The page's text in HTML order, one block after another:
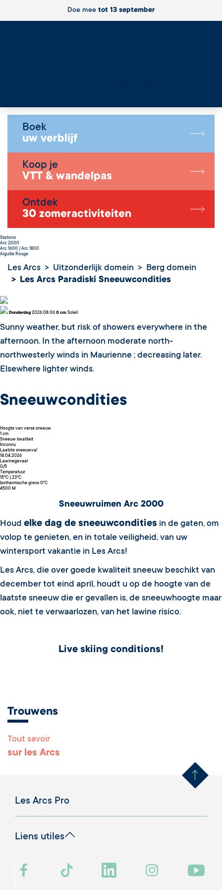
Doe mee tot 13 september
Boek
uw verblijf
Koop je
VTT & wandelpas
Ontdek
30 zomeractiviteiten
Stations
Arc 2000
Arc 1600 / Arc 1800
Aiguille Rouge
Les Arcs Uitzonderlijk domein
Berg domein
Les Arcs Paradiski Sneeuwcondities
Donderdag 2026.08.06 0 cm Soleil
Sunny weather, but risk of showers everywhere in the
afternoon. In the afternoon moderate north-
northwesterly winds in Maurienne ; decreasing later.
Elsewhere lighter winds.
Sneeuwcondities
Hoogte van verse sneeuw
1 cm
Sneeuw kwaliteit
Inconnu
Laatste sneeuwval
14.04.2026
Lawinegevaar
0/5
Temperatuur
15°C | 23°C
Isothermische grens 0°C
4500 M
Sneeuwruimen Arc 2000
Houd elke dag de sneeuwcondities in de gaten, om
volop te genieten, en in totale veiligheid, van uw
wintersport vakantie in Les Arcs!
Les Arcs, die over goede kwaliteit sneeuw beschikt van
december tot eind april, houdt u op de hoogte van de
laatste sneeuw die er gevallen is, de sneeuwhoogte maar
ook, niet te verwaarlozen, van het lawine risico.
Live skiing conditions!
Trouwens
Tout savoir
sur les Arcs Remonter
Les Arcs Pro
Liens utiles